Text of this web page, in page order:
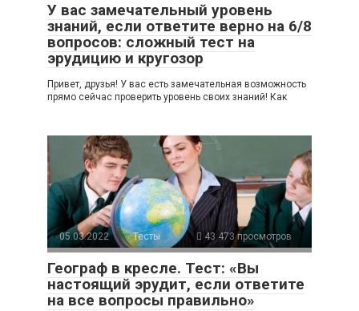
У вас замечательный уровень
знаний, если ответите верно на 6/8
вопросов: сложный тест на
эрудицию и кругозор
Привет, друзья! У вас есть замечательная возможность
прямо сейчас проверить уровень своих знаний! Как
05.03.2022 Тесты 43 473 просмотров
Географ в кресле. Тест: «Вы
настоящий эрудит, если ответите
на все вопросы правильно»